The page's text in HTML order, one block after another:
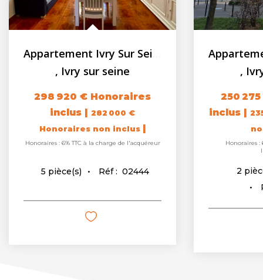
, Ivry sur seine
298 920 € Honoraires
inclus | 282 000 €
Honoraires non inclus |
Honoraires : 6% TTC à la charge de l'acquéreur
5 pièce(s) Réf : 02444
,
250
inclus |
Honoraires :
2